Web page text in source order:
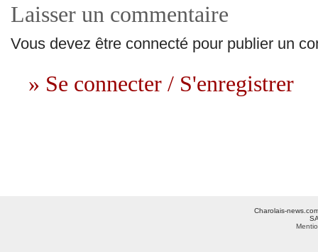
Laisser un commentaire
Vous devez être connecté pour publier un
» Se connecter / S'enregistrer
Charolais-